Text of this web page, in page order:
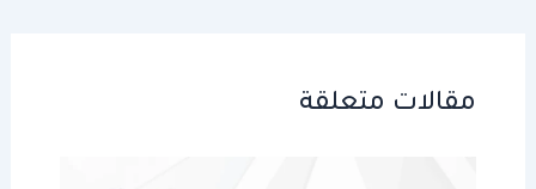
مقالات متعلقة